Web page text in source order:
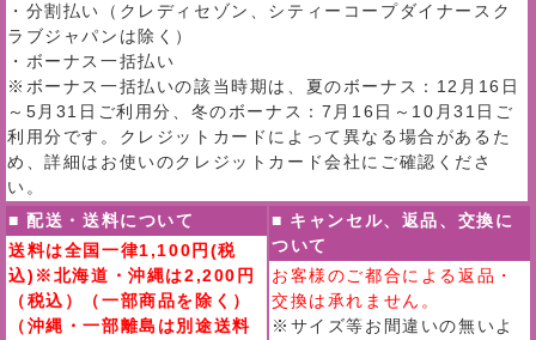
・分割払い（クレディセゾン、シティーコープダイナースク
ラブジャパンは除く）
・ボーナス一括払い
※ボーナス一括払いの該当時期は、夏のボーナス：12月16日
～5月31日ご利用分、冬のボーナス：7月16日～10月31日ご
利用分です。クレジットカードによって異なる場合があるた
め、詳細はお使いのクレジットカード会社にご確認くださ
い。
■ 配送・送料について
送料は全国一律1,100円(税
込)※北海道・沖縄は2,200円
（税込）（一部商品を除く）
（沖縄・一部離島は別途送料
■ キャンセル、返品、交換に
ついて
お客様のご都合による返品・
交換は承れません。
※サイズ等お間違いの無いよ